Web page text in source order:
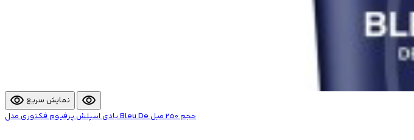
visibility نمایش سریع visibility
بادی اسپلش پرفیوم فکتوری مدل Bleu De حجم 250 میل